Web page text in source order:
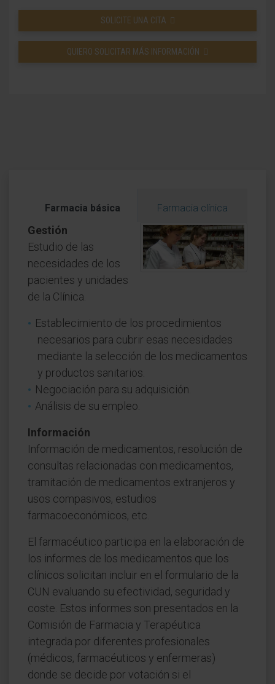
SOLICITE UNA CITA
QUIERO SOLICITAR MÁS INFORMACIÓN
Farmacia básica Farmacia clínica
Gestión
Estudio de las
necesidades de los
pacientes y unidades
de la Clínica.
Establecimiento de los procedimientos
necesarios para cubrir esas necesidades
mediante la selección de los medicamentos
y productos sanitarios.
Negociación para su adquisición.
Análisis de su empleo.
Información
Información de medicamentos, resolución de
consultas relacionadas con medicamentos,
tramitación de medicamentos extranjeros y
usos compasivos, estudios
farmacoeconómicos, etc.
El farmacéutico participa en la elaboración de
los informes de los medicamentos que los
clínicos solicitan incluir en el formulario de la
CUN evaluando su efectividad, seguridad y
coste. Estos informes son presentados en la
Comisión de Farmacia y Terapéutica
integrada por diferentes profesionales
(médicos, farmacéuticos y enfermeras)
donde se decide por votación si el